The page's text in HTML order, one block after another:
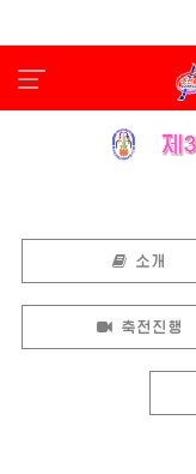
소개
축전진행